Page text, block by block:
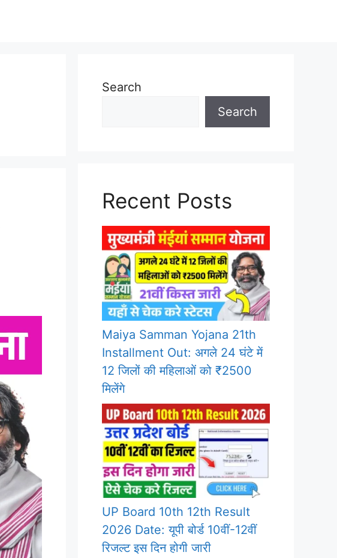
Search
Search
Recent Posts
Maiya Samman Yojana 21th
Installment Out: अगले 24 घंटे में
12 जिलों की महिलाओं को ₹2500
मिलेंगे
UP Board 10th 12th Result
2026 Date: यूपी बोर्ड 10वीं-12वीं
रिजल्ट इस दिन होगी जारी